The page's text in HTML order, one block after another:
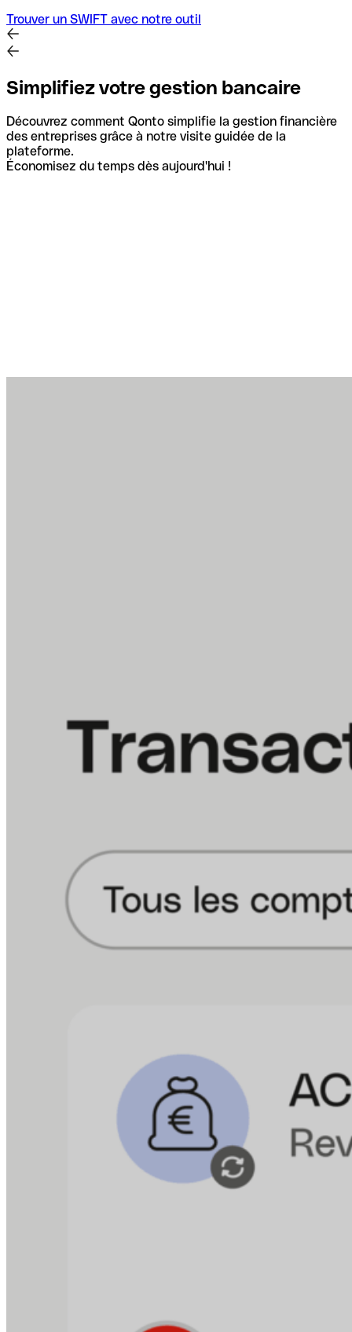
Trouver un SWIFT avec notre outil
Simplifiez votre gestion bancaire
Découvrez comment Qonto simplifie la gestion financière
des entreprises grâce à notre visite guidée de la
plateforme.
Économisez du temps dès aujourd'hui !